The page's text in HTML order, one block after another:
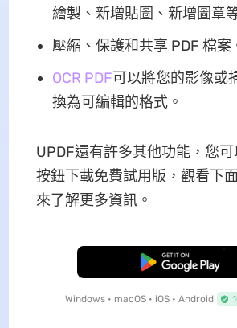
繪製、新增貼圖、新增圖章
壓縮、保護和共享 PDF 檔案
OCR PDF可以將您的影像或
換為可編輯的格式。
UPDF還有許多其他功能，您
按鈕下載免費試用版，觀看下
來了解更多資訊。
免費下載
Windows • macOS • iOS • Android